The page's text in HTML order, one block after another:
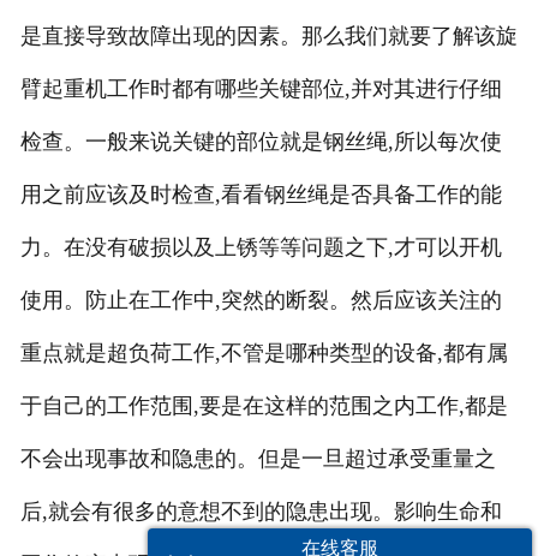
是直接导致故障出现的因素。那么我们就要了解该旋
臂起重机工作时都有哪些关键部位,并对其进行仔细
检查。一般来说关键的部位就是钢丝绳,所以每次使
用之前应该及时检查,看看钢丝绳是否具备工作的能
力。在没有破损以及上锈等等问题之下,才可以开机
使用。防止在工作中,突然的断裂。然后应该关注的
重点就是超负荷工作,不管是哪种类型的设备,都有属
于自己的工作范围,要是在这样的范围之内工作,都是
不会出现事故和隐患的。但是一旦超过承受重量之
后,就会有很多的意想不到的隐患出现。影响生命和
在线客服